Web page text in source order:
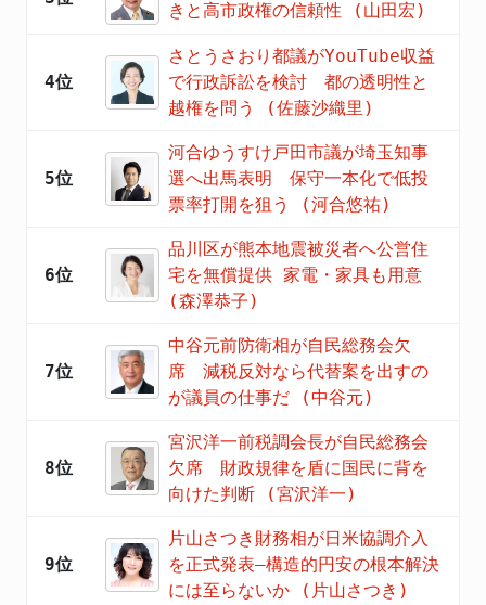
きと高市政権の信頼性 (山田宏)
4位
さとうさおり都議がYouTube収益
で行政訴訟を検討 都の透明性と
越権を問う (佐藤沙織里)
5位
河合ゆうすけ戸田市議が埼玉知事
選へ出馬表明 保守一本化で低投
票率打開を狙う (河合悠祐)
6位
品川区が熊本地震被災者へ公営住
宅を無償提供 家電・家具も用意
(森澤恭子)
7位
中谷元前防衛相が自民総務会欠
席 減税反対なら代替案を出すの
が議員の仕事だ (中谷元)
8位
宮沢洋一前税調会長が自民総務会
欠席 財政規律を盾に国民に背を
向けた判断 (宮沢洋一)
9位
片山さつき財務相が日米協調介入
を正式発表―構造的円安の根本解決
には至らないか (片山さつき)